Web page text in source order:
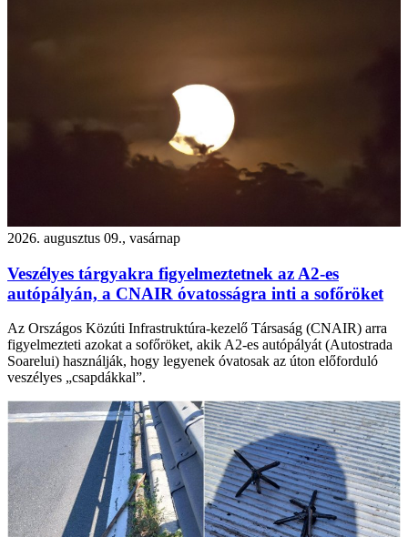
2026. augusztus 09., vasárnap
Veszélyes tárgyakra figyelmeztetnek az A2-es
autópályán, a CNAIR óvatosságra inti a sofőröket
Az Országos Közúti Infrastruktúra-kezelő Társaság (CNAIR) arra
figyelmezteti azokat a sofőröket, akik A2-es autópályát (Autostrada
Soarelui) használják, hogy legyenek óvatosak az úton előforduló
veszélyes „csapdákkal”.